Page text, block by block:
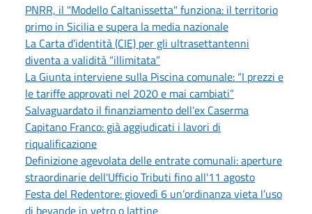
PNRR, il "Modello Caltanissetta" funziona: il territorio
primo in Sicilia e supera la media nazionale
La Carta d’identità (CIE) per gli ultrasettantenni
diventa a validità “illimitata”
La Giunta interviene sulla Piscina comunale: “I prezzi e
le tariffe approvati nel 2020 e mai cambiati”
Salvaguardato il finanziamento dell’ex Caserma
Capitano Franco: già aggiudicati i lavori di
riqualificazione
Definizione agevolata delle entrate comunali: aperture
straordinarie dell'Ufficio Tributi fino all'11 agosto
Festa del Redentore: giovedì 6 un’ordinanza vieta l’uso
di bevande in vetro o lattine